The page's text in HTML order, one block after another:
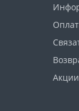
Акции